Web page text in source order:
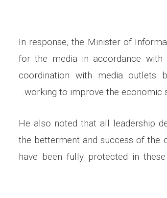
In response, the Minister of
for the media in accordance with
coordination with media outlets
working to improve the economic
He also noted that all leadership
the betterment and success of the
have been fully protected in